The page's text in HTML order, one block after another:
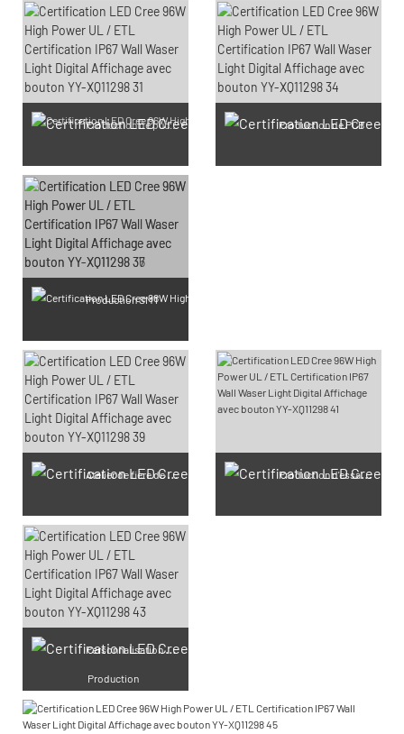
Production de puces LED SMD Production de PCB
Production SMT
Atelier de fière de lumière extérieure Production d'essai imperméable IP65-IP68
Personnalisation Gravure laser
Production